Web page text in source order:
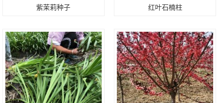
紫茉莉种子 红叶石楠柱